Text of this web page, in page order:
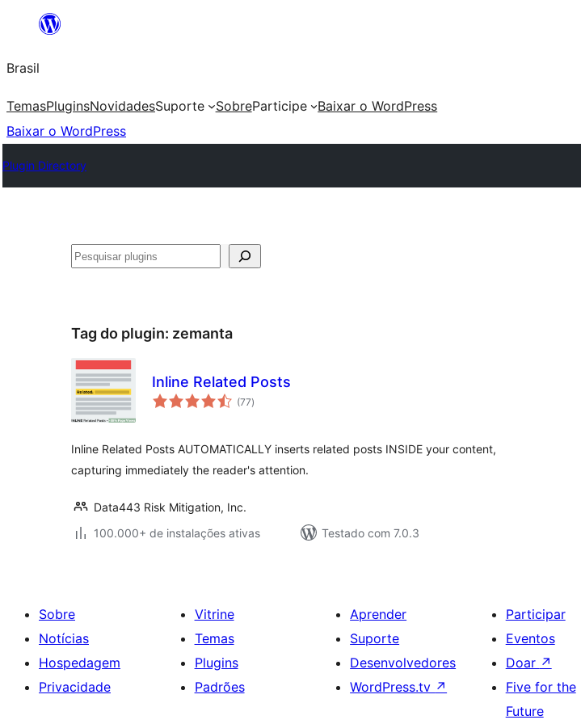
o
conteúdo
Brasil
TemasPluginsNovidadesSuporte SobreParticipe
Baixar o WordPress
Baixar o WordPress
Plugin Directory
Pesquisar
Tag do plugin: zemanta
Inline Related Posts
(77total
de
)
Inline Related Posts AUTOMATICALLY inserts related posts INSIDE your content,
capturing immediately the reader's attention.
Data443 Risk Mitigation, Inc.
100.000+ de instalações ativas
Testado com 7.0.3
Sobre
Notícias
Hospedagem
Privacidade
Vitrine
Temas
Plugins
Padrões
Aprender
Suporte
Desenvolvedores
WordPress.tv ↗
Participar
Eventos
Doar ↗
Five for the
Future